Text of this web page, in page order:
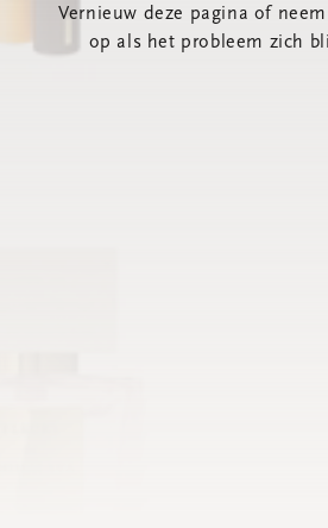
Vernieuw deze pagina of
op als het probleem zich